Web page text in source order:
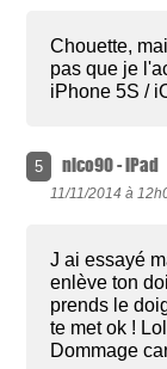
Chouette,
pas que je
iPhone 5S /
5 nico90 - iPad
11/11/2014 à
J ai essayé
enlève ton
prends le
te met ok !
Dommage